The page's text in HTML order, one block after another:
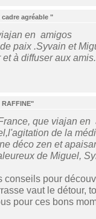
agréable "
en amigos
paix .Syvain et
à diffuser aux
RAFFINE"
que viajan en
de la
déco zen et
de Miguel,
pour
vaut le détour,
pour ces bons